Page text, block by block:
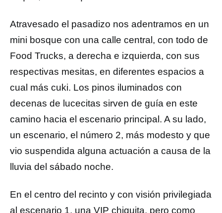
Atravesado el pasadizo nos adentramos en un
mini bosque con una calle central, con todo de
Food Trucks, a derecha e izquierda, con sus
respectivas mesitas, en diferentes espacios a
cual más cuki. Los pinos iluminados con
decenas de lucecitas sirven de guía en este
camino hacia el escenario principal. A su lado,
un escenario, el número 2, más modesto y que
vio suspendida alguna actuación a causa de la
lluvia del sábado noche.
En el centro del recinto y con visión privilegiada
al escenario 1, una VIP chiquita, pero como